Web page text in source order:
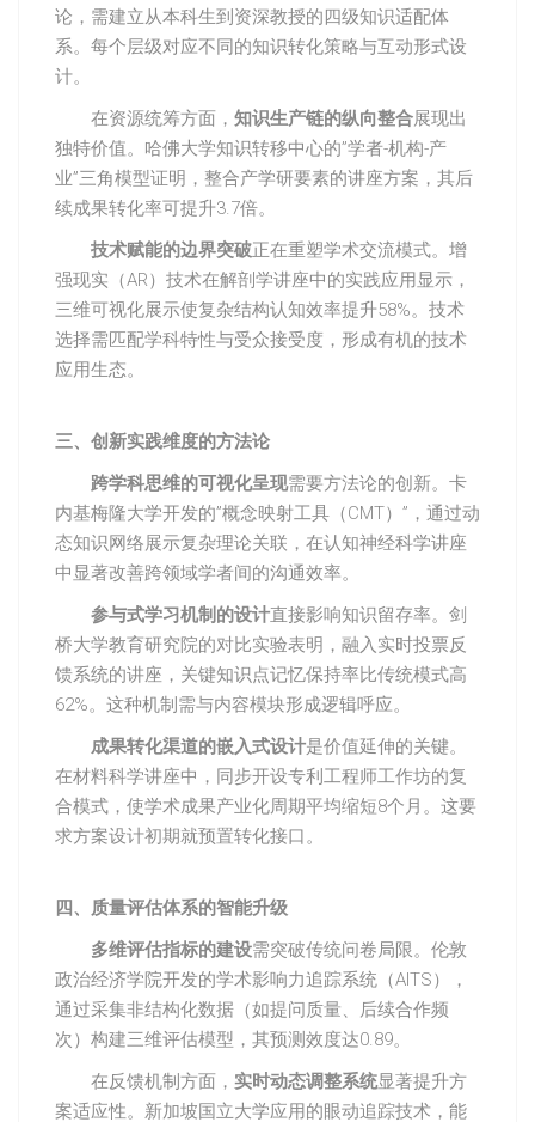
论，需建立从本科生到资深教授的四级知识适配体
系。每个层级对应不同的知识转化策略与互动形式设
计。
在资源统筹方面， 知识生产链的纵向整合展现出
独特价值。哈佛大学知识转移中心的”学者-机构-产
业”三角模型证明，整合产学研要素的讲座方案，其后
续成果转化率可提升3.7倍。
技术赋能的边界突破正在重塑学术交流模式。增
强现实（AR）技术在解剖学讲座中的实践应用显示，
三维可视化展示使复杂结构认知效率提升58%。技术
选择需匹配学科特性与受众接受度，形成有机的技术
应用生态。
三、创新实践维度的方法论
跨学科思维的可视化呈现需要方法论的创新。卡
内基梅隆大学开发的”概念映射工具（CMT）”，通过动
态知识网络展示复杂理论关联，在认知神经科学讲座
中显著改善跨领域学者间的沟通效率。
参与式学习机制的设计直接影响知识留存率。剑
桥大学教育研究院的对比实验表明，融入实时投票反
馈系统的讲座，关键知识点记忆保持率比传统模式高
62%。这种机制需与内容模块形成逻辑呼应。
成果转化渠道的嵌入式设计是价值延伸的关键。
在材料科学讲座中，同步开设专利工程师工作坊的复
合模式，使学术成果产业化周期平均缩短8个月。这要
求方案设计初期就预置转化接口。
四、质量评估体系的智能升级
多维评估指标的建设需突破传统问卷局限。伦敦
政治经济学院开发的学术影响力追踪系统（AITS），
通过采集非结构化数据（如提问质量、后续合作频
次）构建三维评估模型，其预测效度达0.89。
在反馈机制方面， 实时动态调整系统显著提升方
案适应性。新加坡国立大学应用的眼动追踪技术，能